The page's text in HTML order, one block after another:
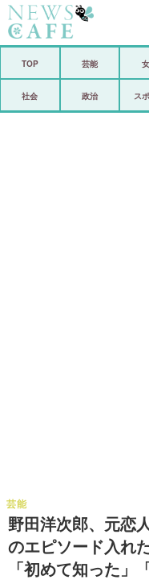
TOP 芸能
社会 政治 ス
野田洋次郎、元恋
のエピソード入れ
「初めて知った」
芸能